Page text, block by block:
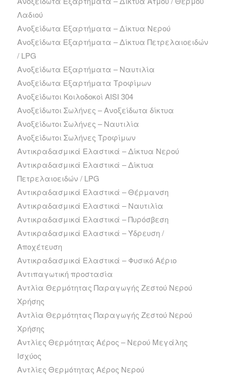
Λαδιού
Ανοξείδωτα Εξαρτήματα – Δίκτυα Νερού
Ανοξείδωτα Εξαρτήματα – Δίκτυα Πετρελαιοειδών
/ LPG
Ανοξείδωτα Εξαρτήματα – Ναυτιλία
Ανοξείδωτα Εξαρτήματα Τροφίμων
Ανοξείδωτοι Κοιλοδοκοί AISI 304
Ανοξείδωτοι Σωλήνες – Ανοξείδωτα δίκτυα
Ανοξείδωτοι Σωλήνες – Ναυτιλία
Ανοξείδωτοι Σωλήνες Τροφίμων
Αντικραδασμικά Ελαστικά – Δίκτυα Νερού
Αντικραδασμικά Ελαστικά – Δίκτυα
Πετρελαιοειδών / LPG
Αντικραδασμικά Ελαστικά – Θέρμανση
Αντικραδασμικά Ελαστικά – Ναυτιλία
Αντικραδασμικά Ελαστικά – Πυρόσβεση
Αντικραδασμικά Ελαστικά – Ύδρευση /
Αποχέτευση
Αντικραδασμικά Ελαστικά – Φυσικό Αέριο
Αντιπαγωτική προστασία
Αντλία Θερμότητας Παραγωγής Ζεστού Νερού
Χρήσης
Αντλία Θερμότητας Παραγωγής Ζεστού Νερού
Χρήσης
Αντλίες Θερμότητας Αέρος – Νερού Μεγάλης
Ισχύος
Αντλίες Θερμότητας Αέρος Νερού